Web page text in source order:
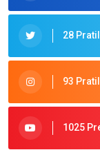
28
93
1025